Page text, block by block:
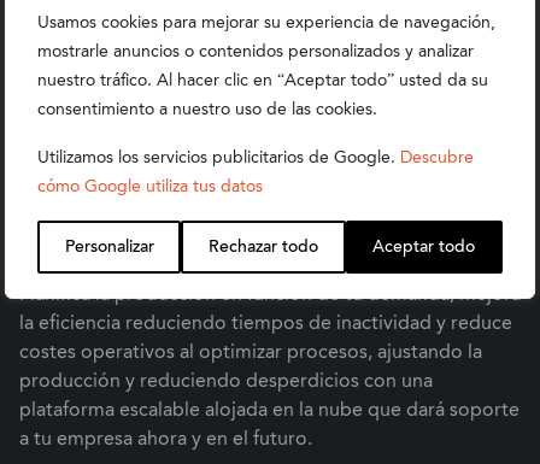
Usamos cookies para mejorar su experiencia de navegación,
mostrarle anuncios o contenidos personalizados y analizar
nuestro tráfico. Al hacer clic en “Aceptar todo” usted da su
consentimiento a nuestro uso de las cookies.
Utilizamos los servicios publicitarios de Google. Descubre
cómo Google utiliza tus datos
Personalizar Rechazar todo Aceptar todo
Optimiza la cadena de suministro
Reduce costes de almacenamiento, mantén el nivel de
stock preciso y calcula cuándo pedir material a tus
proveedores para evitar interrupciones y mantenerte
como proveedor de confianza de tus clientes B2B.
Automatiza y controla la calidad de tu
producción
Planifica la producción en función de tu demanda, mejora
la eficiencia reduciendo tiempos de inactividad y reduce
costes operativos al optimizar procesos, ajustando la
producción y reduciendo desperdicios con una
plataforma escalable alojada en la nube que dará soporte
a tu empresa ahora y en el futuro.